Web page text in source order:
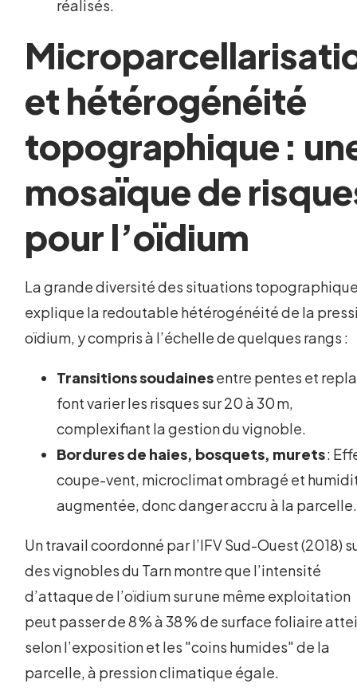
réalisés.
et hétérogénéité
topographique :
mosaïque de
pour l’oïdium
La grande diversité des situations
explique la redoutable hétérogénéité de la
oïdium, y compris à l’échelle de quelques rangs :
Transitions soudainesentre pentes et
font varier les risques sur 20 à 30 m,
complexifiant la gestion du vignoble.
Bordures de haies, bosquets, murets:
coupe-vent, microclimat ombragé et
augmentée, donc danger accru à la parcelle.
Un travail coordonné par l’IFV Sud-Ouest (2018)
des vignobles du Tarn montre que l’intensité
d’attaque de l’oïdium sur une même exploitation
peut passer de 8 % à 38 % de surface foliaire
selon l’exposition et les "coins humides" de la
parcelle, à pression climatique égale.